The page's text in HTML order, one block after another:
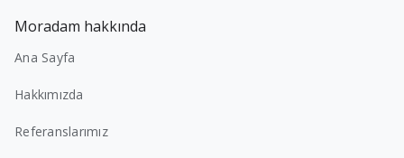
Moradam hakkında
Ana Sayfa
Hakkımızda
Referanslarımız